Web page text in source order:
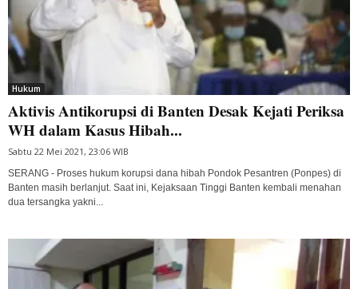
Hukum
Aktivis Antikorupsi di Banten Desak Kejati Periksa
WH dalam Kasus Hibah...
Sabtu 22 Mei 2021, 23:06 WIB
SERANG - Proses hukum korupsi dana hibah Pondok Pesantren (Ponpes) di
Banten masih berlanjut. Saat ini, Kejaksaan Tinggi Banten kembali menahan
dua tersangka yakni...